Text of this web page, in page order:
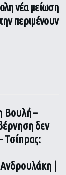
νέα μείωση
περιμένουν
Βουλή –
δεν
Τσίπρας:
|